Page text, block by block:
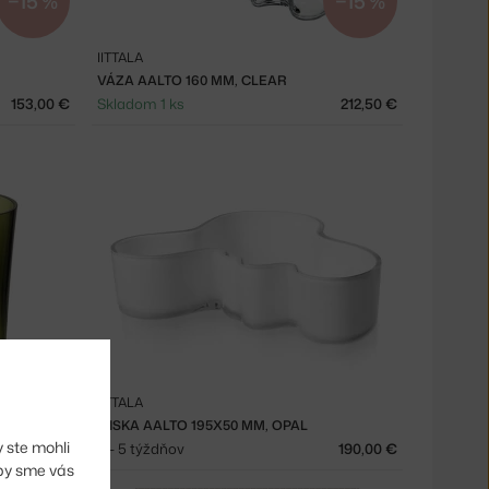
153,00 €
VÁZA AALTO 160 MM, CLEAR
IITTALA
Skladom 1 ks 212,50 €
250,00 €
MISKA AALTO 195X50 MM, OPAL
IITTALA
3 - 5 týždňov 190,00 €
ste mohli
sme vás